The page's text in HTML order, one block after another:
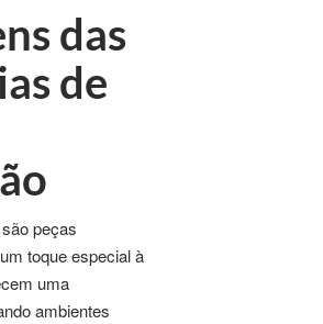
das
de
peças
toque especial à
uma
ambientes